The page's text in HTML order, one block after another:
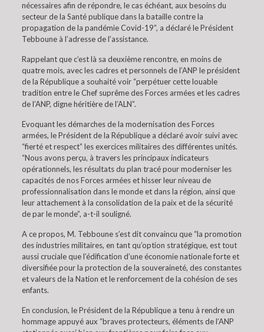
nécessaires afin de répondre, le cas échéant, aux besoins du
secteur de la Santé publique dans la bataille contre la
propagation de la pandémie Covid-19”, a déclaré le Président
Tebboune à l’adresse de l’assistance.
Rappelant que c’est là sa deuxième rencontre, en moins de
quatre mois, avec les cadres et personnels de l’ANP le président
de la République a souhaité voir “perpétuer cette louable
tradition entre le Chef suprême des Forces armées et les cadres
de l’ANP, digne héritière de l’ALN”.
Evoquant les démarches de la modernisation des Forces
armées, le Président de la République a déclaré avoir suivi avec
“fierté et respect” les exercices militaires des différentes unités.
“Nous avons perçu, à travers les principaux indicateurs
opérationnels, les résultats du plan tracé pour moderniser les
capacités de nos Forces armées et hisser leur niveau de
professionnalisation dans le monde et dans la région, ainsi que
leur attachement à la consolidation de la paix et de la sécurité
de par le monde”, a-t-il souligné.
A ce propos, M. Tebboune s’est dit convaincu que “la promotion
des industries militaires, en tant qu’option stratégique, est tout
aussi cruciale que l’édification d’une économie nationale forte et
diversifiée pour la protection de la souveraineté, des constantes
et valeurs de la Nation et le renforcement de la cohésion de ses
enfants.
En conclusion, le Président de la République a tenu à rendre un
hommage appuyé aux “braves protecteurs, éléments de l’ANP